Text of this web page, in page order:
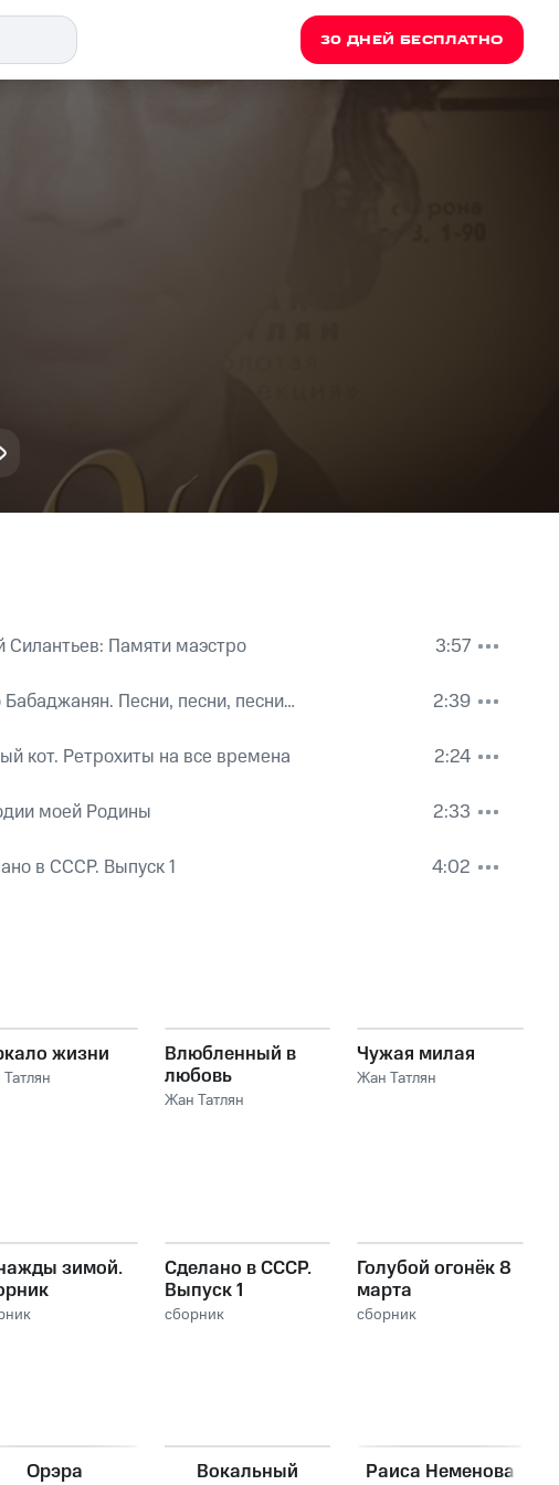
30 ДНЕЙ БЕСПЛАТНО
и Центрального телевидения
Памяти маэстро
3:57
Песни, песни, песни…
2:39
кот. Ретрохиты на все времена
2:24
моей Родины
2:33
в СССР. Выпуск 1 4:02
жизни
Влюбленный в
любовь
Жан Татлян
Чужая милая
Жан Татлян
зимой.
песен
Сделано в СССР.
Выпуск 1
сборник
Голубой огонёк 8
марта
сборник
Орэра
Вокальный
Раиса Неменова